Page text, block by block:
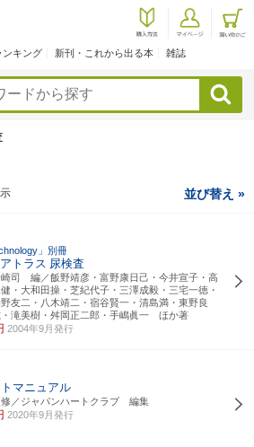
ンキング 新刊・これから出る本 雑誌
検索
並び替え »
」別冊
トラス 尿検査
司 編／飯野靖彦・富野康日己・今井宣子・高
・大和田操・芝紀代子・三澤成毅・三宅一徳・
友二・八木靖二・宿谷賢一・清島満・東野良
滝美樹・舛岡正二郎・手嶋眞一 ほか著
2004年9月発行
マニュアル
／ジャパンハートクラブ 編集
2020年9月発行